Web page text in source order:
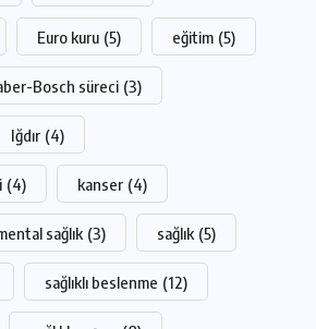
Euro kuru (5) eğitim (5)
Bosch süreci (3)
Iğdır (4)
(4) kanser (4)
sağlık (3) sağlık (5)
sağlıklı beslenme (12)